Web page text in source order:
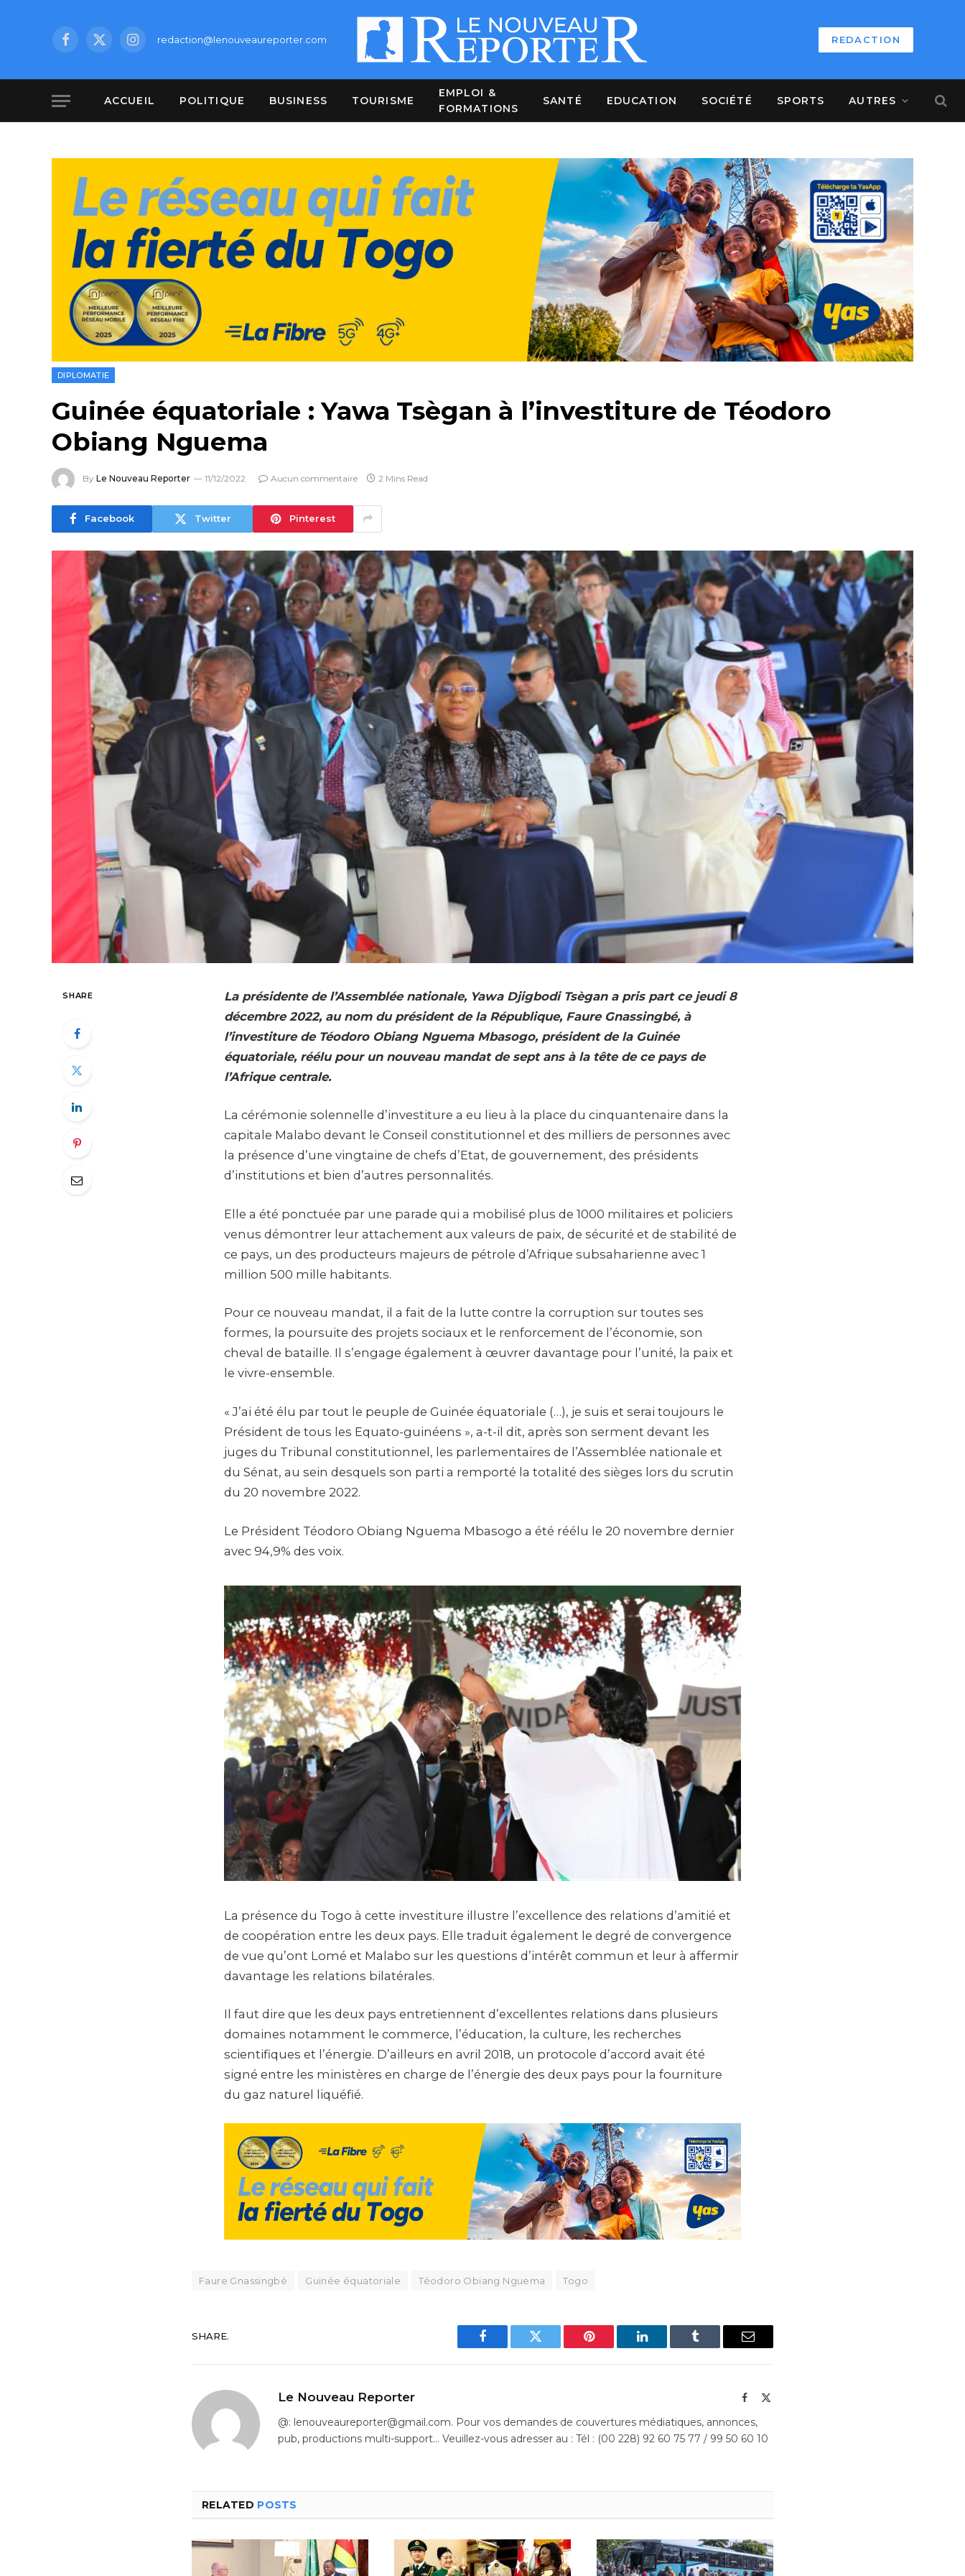
Facebook
X
Instagramredaction@lenouveaureporter.com REDACTION
ACCUEIL POLITIQUE BUSINESS TOURISME
EMPLOI &
FORMATIONS
SANTÉ EDUCATION SOCIÉTÉ SPORTS AUTRES
DIPLOMATIE
Guinée équatoriale : Yawa Tsègan à l’investiture de Téodoro
Obiang Nguema
By Le Nouveau Reporter 11/12/2022 Aucun commentaire 2 Mins Read
Facebook Twitter Pinterest
SHARE
La présidente de l’Assemblée nationale, Yawa Djigbodi Tsègan a pris part ce jeudi 8
décembre 2022, au nom du président de la République, Faure Gnassingbé, à
l’investiture de Téodoro Obiang Nguema Mbasogo, président de la Guinée
équatoriale, réélu pour un nouveau mandat de sept ans à la tête de ce pays de
l’Afrique centrale.
La cérémonie solennelle d’investiture a eu lieu à la place du cinquantenaire dans la
capitale Malabo devant le Conseil constitutionnel et des milliers de personnes avec
la présence d’une vingtaine de chefs d’Etat, de gouvernement, des présidents
d’institutions et bien d’autres personnalités.
Elle a été ponctuée par une parade qui a mobilisé plus de 1000 militaires et policiers
venus démontrer leur attachement aux valeurs de paix, de sécurité et de stabilité de
ce pays, un des producteurs majeurs de pétrole d’Afrique subsaharienne avec 1
million 500 mille habitants.
Pour ce nouveau mandat, il a fait de la lutte contre la corruption sur toutes ses
formes, la poursuite des projets sociaux et le renforcement de l’économie, son
cheval de bataille. Il s’engage également à œuvrer davantage pour l’unité, la paix et
le vivre-ensemble.
« J’ai été élu par tout le peuple de Guinée équatoriale (…), je suis et serai toujours le
Président de tous les Equato-guinéens », a-t-il dit, après son serment devant les
juges du Tribunal constitutionnel, les parlementaires de l’Assemblée nationale et
du Sénat, au sein desquels son parti a remporté la totalité des sièges lors du scrutin
du 20 novembre 2022.
Le Président Téodoro Obiang Nguema Mbasogo a été réélu le 20 novembre dernier
avec 94,9% des voix.
La présence du Togo à cette investiture illustre l’excellence des relations d’amitié et
de coopération entre les deux pays. Elle traduit également le degré de convergence
de vue qu’ont Lomé et Malabo sur les questions d’intérêt commun et leur à affermir
davantage les relations bilatérales.
Il faut dire que les deux pays entretiennent d’excellentes relations dans plusieurs
domaines notamment le commerce, l’éducation, la culture, les recherches
scientifiques et l’énergie. D’ailleurs en avril 2018, un protocole d’accord avait été
signé entre les ministères en charge de l’énergie des deux pays pour la fourniture
du gaz naturel liquéfié.
Faure Gnassingbé Guinée équatoriale Téodoro Obiang Nguema Togo
SHARE.
Facebook Twitter Pinterest LinkedIn Tumblr Email
Le Nouveau Reporter Facebook
@: lenouveaureporter@gmail.com. Pour vos demandes de couvertures médiatiques, annonces,
pub, productions multi-support… Veuillez-vous adresser au : Tél : (00 228) 92 60 75 77 / 99 50 60 10
RELATED POSTS